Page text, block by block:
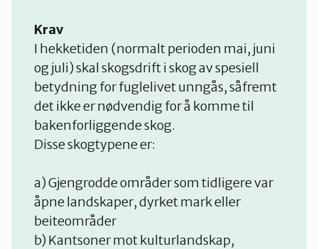
Krav
I hekketiden (normalt perioden mai, juni
og juli) skal skogsdrift i skog av spesiell
betydning for fuglelivet unngås, såfremt
det ikke er nødvendig for å komme til
bakenforliggende skog.
Disse skogtypene er:
a) Gjengrodde områder som tidligere var
åpne landskaper, dyrket mark eller
beiteområder
b) Kantsoner mot kulturlandskap,